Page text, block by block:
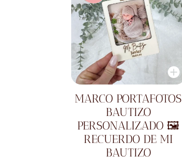
MARCO PORTAFOTOS
BAUTIZO
PERSONALIZADO 🖼️
RECUERDO DE MI
BAUTIZO